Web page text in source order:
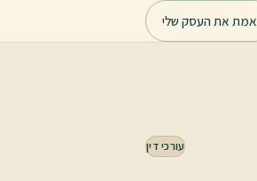
אמת את העסק שלי
עורכי דין